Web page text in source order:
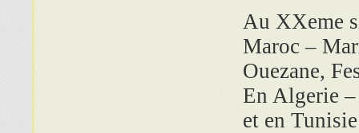
Au XXeme
Maroc –
Ouezane,
En Algerie
et en